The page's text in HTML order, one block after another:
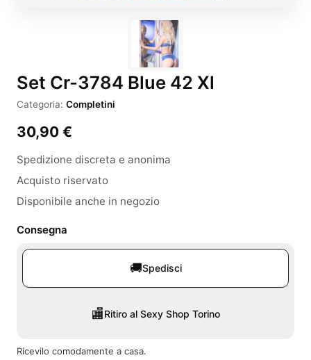
Set Cr-3784 Blue 42 Xl
Categoria: Completini
30,90 €
Spedizione discreta e anonima
Acquisto riservato
Disponibile anche in negozio
Consegna
🚚Spedisci
🏬Ritiro al Sexy Shop Torino
Ricevilo comodamente a casa.